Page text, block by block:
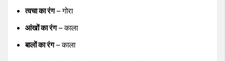
त्वचा का रंग– गोरा
आंखों का रंग– काला
बालों का रंग– काला